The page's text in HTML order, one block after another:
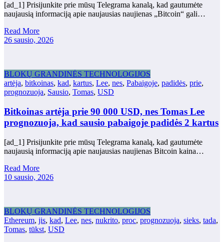
[ad_1] Prisijunkite prie mūsų Telegrama kanalą, kad gautumėte
naujausią informaciją apie naujausias naujienas „Bitcoin“ gali…
Read More
26 sausio, 2026
BLOKŲ GRANDINĖS TECHNOLOGIJOS
artėja, bitkoinas, kad, kartus, Lee, nes, Pabaigoje, padidės, prie,
prognozuoja, Sausio, Tomas, USD
Bitkoinas artėja prie 90 000 USD, nes Tomas Lee
prognozuoja, kad sausio pabaigoje padidės 2 kartus
[ad_1] Prisijunkite prie mūsų Telegrama kanalą, kad gautumėte
naujausią informaciją apie naujausias naujienas Bitcoin kaina…
Read More
10 sausio, 2026
BLOKŲ GRANDINĖS TECHNOLOGIJOS
Ethereum, jis, kad, Lee, nes, nukrito, proc, prognozuoja, sieks, tada,
Tomas, tūkst, USD